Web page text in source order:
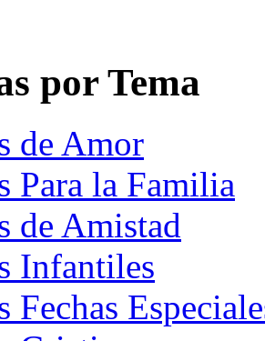
por Tema
de Amor
Para la Familia
de Amistad
Infantiles
Fechas